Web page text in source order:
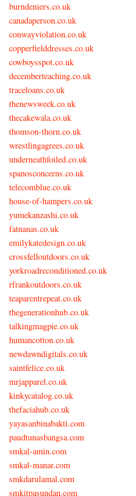
burndeniers.co.uk
canadaperson.co.uk
conwayviolation.co.uk
copperfielddresses.co.uk
cowboysspot.co.uk
decemberteaching.co.uk
traceloans.co.uk
thenewsweek.co.uk
thecakewala.co.uk
thomson-thorn.co.uk
wrestlingagrees.co.uk
underneathfoiled.co.uk
spanosconcerns.co.uk
telecomblue.co.uk
house-of-hampers.co.uk
yumekanzashi.co.uk
fatnanas.co.uk
emilykatedesign.co.uk
crossfelloutdoors.co.uk
yorkroadreconditioned.co.uk
rfrankoutdoors.co.uk
teaparentrepeat.co.uk
thegenerationhub.co.uk
talkingmagpie.co.uk
humancotton.co.uk
newdawndigitals.co.uk
saintfelice.co.uk
mrjapparel.co.uk
kinkycatalog.co.uk
thefaciahub.co.uk
yayasanbinabakti.com
paudtunasbangsa.com
smkal-amin.com
smkal-manar.com
smkdarulamal.com
smkitpasundan.com